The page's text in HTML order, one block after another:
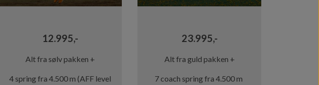
12.995,-
Alt fra sølv pakken +
4 spring fra 4.500 m (AFF level
23.995,-
Alt fra guld pakken +
7 coach spring fra 4.500 m